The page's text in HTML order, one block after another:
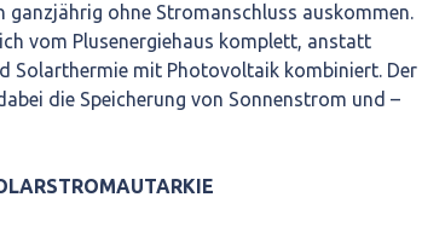
ganzjährig ohne Stromanschluss auskommen.
vom Plusenergiehaus komplett, anstatt
Solarthermie mit Photovoltaik kombiniert. Der
die Speicherung von Sonnenstrom und –